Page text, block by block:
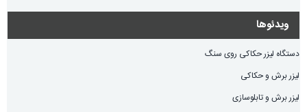
ویدئوها
دستگاه لیزر حکاکی روی سنگ
لیزر برش و حکاکی
لیزر برش و تابلوسازی